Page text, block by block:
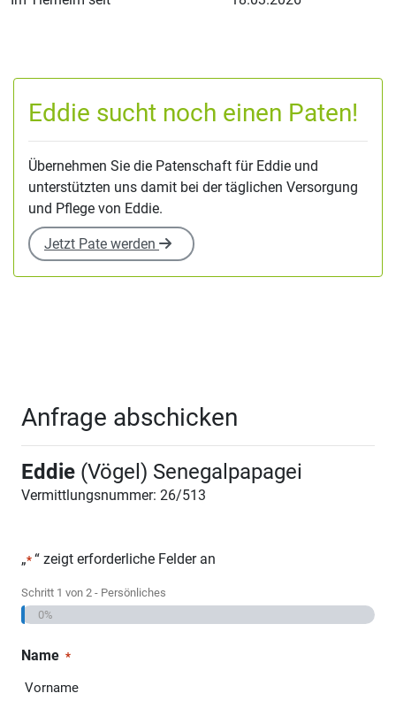
Eddie sucht noch einen Paten!
Übernehmen Sie die Patenschaft für Eddie und
unterstützten uns damit bei der täglichen Versorgung
und Pflege von Eddie.
Jetzt Pate werden
Anfrage abschicken
Eddie (Vögel) Senegalpapagei
Vermittlungsnummer: 26/513
„* “ zeigt erforderliche Felder an
Schritt 1 von 2 - Persönliches
0%
Name *
Vorname